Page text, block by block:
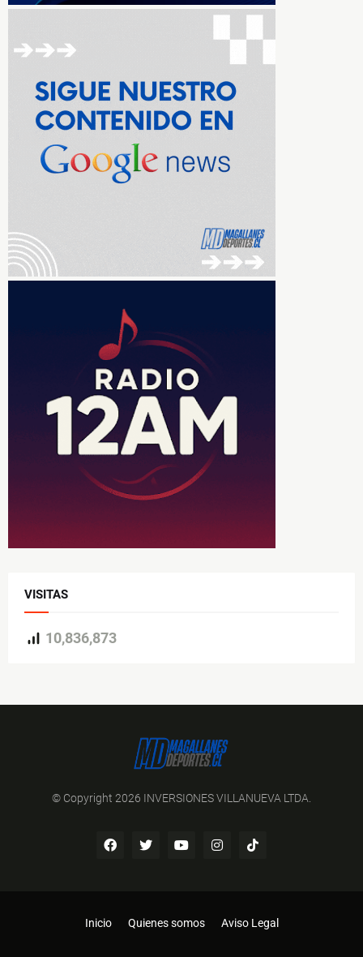
VISITAS
10,836,873
© Copyright 2026 INVERSIONES VILLANUEVA LTDA.
Inicio Quienes somos Aviso Legal